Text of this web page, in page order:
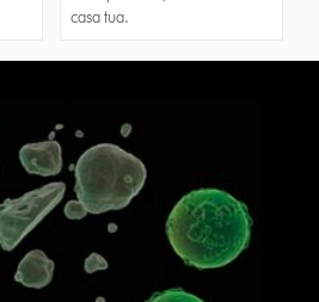
casa tua.